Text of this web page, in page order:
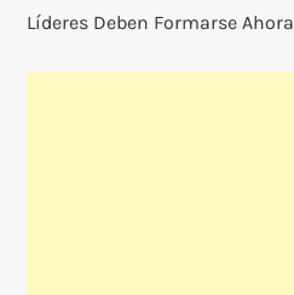
Líderes Deben Formarse Ahora